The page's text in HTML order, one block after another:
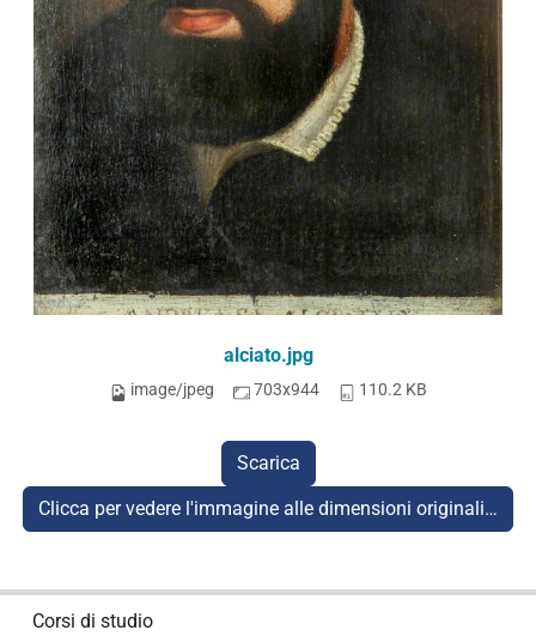
alciato.jpg
image/jpeg 703x944 110.2 KB
Scarica
Clicca per vedere l'immagine alle dimensioni originali…
Corsi di studio